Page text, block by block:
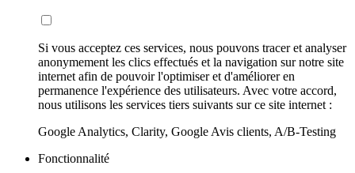
Si vous acceptez ces services, nous pouvons tracer et analyser
anonymement les clics effectués et la navigation sur notre site
internet afin de pouvoir l'optimiser et d'améliorer en
permanence l'expérience des utilisateurs. Avec votre accord,
nous utilisons les services tiers suivants sur ce site internet :
Google Analytics, Clarity, Google Avis clients, A/B-Testing
Fonctionnalité